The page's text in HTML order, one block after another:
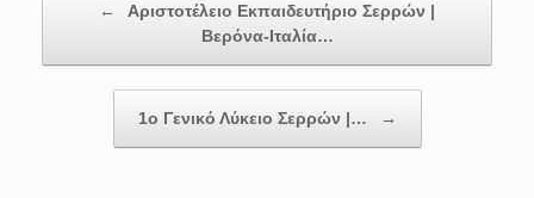
←
Αριστοτέλειο Εκπαιδευτήριο Σερρών |
Βερόνα-Ιταλία…
1ο Γενικό Λύκειο Σερρών |… →